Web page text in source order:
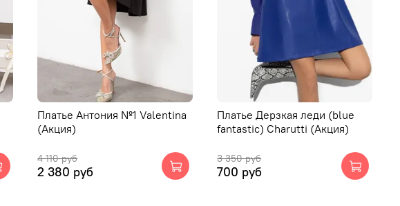
Платье Антония №1 Valentina
(Акция)
4 110 руб
2 380 руб
Платье Дерзкая леди (blue
fantastic) Charutti (Акция)
3 350 руб
700 руб